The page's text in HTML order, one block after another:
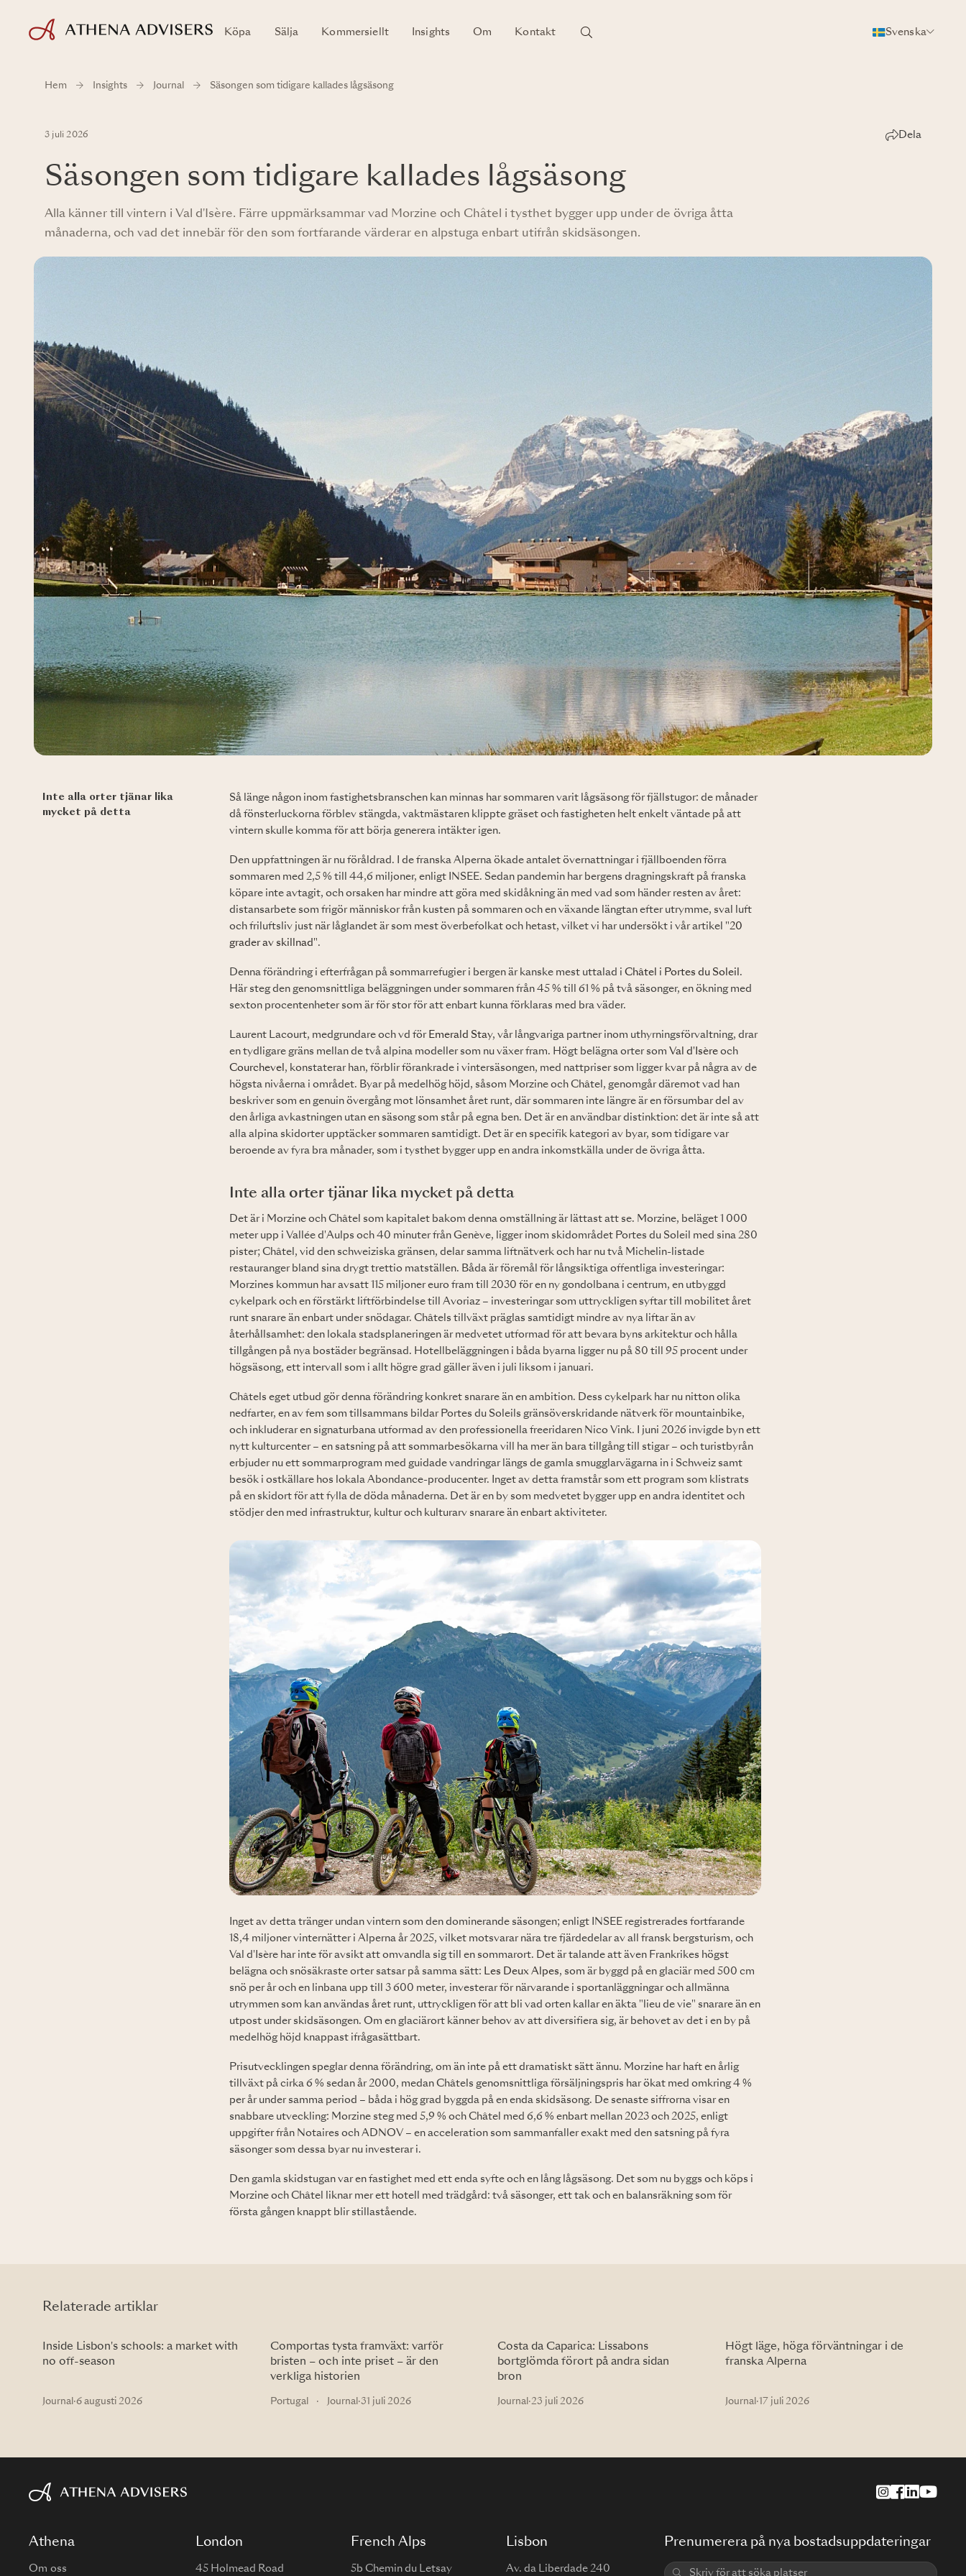
Köpa Sälja Kommersiellt Insights Om Kontakt Svenska
Hem Insights Journal Säsongen som tidigare kallades lågsäsong
3 juli 2026 Dela
Säsongen som tidigare kallades lågsäsong
Alla känner till vintern i Val d'Isère. Färre uppmärksammar vad Morzine och Châtel i tysthet bygger upp under de övriga åtta
månaderna, och vad det innebär för den som fortfarande värderar en alpstuga enbart utifrån skidsäsongen.
Inte alla orter tjänar lika
mycket på detta
Så länge någon inom fastighetsbranschen kan minnas har sommaren varit lågsäsong för fjällstugor: de månader
då fönsterluckorna förblev stängda, vaktmästaren klippte gräset och fastigheten helt enkelt väntade på att
vintern skulle komma för att börja generera intäkter igen.
Den uppfattningen är nu föråldrad. I de franska Alperna ökade antalet övernattningar i fjällboenden förra
sommaren med 2,5 % till 44,6 miljoner, enligt INSEE. Sedan pandemin har bergens dragningskraft på franska
köpare inte avtagit, och orsaken har mindre att göra med skidåkning än med vad som händer resten av året:
distansarbete som frigör människor från kusten på sommaren och en växande längtan efter utrymme, sval luft
och friluftsliv just när låglandet är som mest överbefolkat och hetast, vilket vi har undersökt i vår artikel "20
grader av skillnad".
Denna förändring i efterfrågan på sommarrefugier i bergen är kanske mest uttalad i Châtel i Portes du Soleil .
Här steg den genomsnittliga beläggningen under sommaren från 45 % till 61 % på två säsonger, en ökning med
sexton procentenheter som är för stor för att enbart kunna förklaras med bra väder.
Laurent Lacourt, medgrundare och vd för Emerald Stay, vår långvariga partner inom uthyrningsförvaltning, drar
en tydligare gräns mellan de två alpina modeller som nu växer fram. Högt belägna orter som Val d'Isère och
Courchevel , konstaterar han, förblir förankrade i vintersäsongen, med nattpriser som ligger kvar på några av de
högsta nivåerna i området. Byar på medelhög höjd, såsom Morzine och Châtel, genomgår däremot vad han
beskriver som en genuin övergång mot lönsamhet året runt, där sommaren inte längre är en försumbar del av
den årliga avkastningen utan en säsong som står på egna ben. Det är en användbar distinktion: det är inte så att
alla alpina skidorter upptäcker sommaren samtidigt. Det är en specifik kategori av byar, som tidigare var
beroende av fyra bra månader, som i tysthet bygger upp en andra inkomstkälla under de övriga åtta.
Inte alla orter tjänar lika mycket på detta
Det är i Morzine och Châtel som kapitalet bakom denna omställning är lättast att se. Morzine, beläget 1 000
meter upp i Vallée d'Aulps och 40 minuter från Genève, ligger inom skidområdet Portes du Soleil med sina 280
pister; Châtel, vid den schweiziska gränsen, delar samma liftnätverk och har nu två Michelin-listade
restauranger bland sina drygt trettio matställen. Båda är föremål för långsiktiga offentliga investeringar:
Morzines kommun har avsatt 115 miljoner euro fram till 2030 för en ny gondolbana i centrum, en utbyggd
cykelpark och en förstärkt liftförbindelse till Avoriaz – investeringar som uttryckligen syftar till mobilitet året
runt snarare än enbart under snödagar. Châtels tillväxt präglas samtidigt mindre av nya liftar än av
återhållsamhet: den lokala stadsplaneringen är medvetet utformad för att bevara byns arkitektur och hålla
tillgången på nya bostäder begränsad. Hotellbeläggningen i båda byarna ligger nu på 80 till 95 procent under
högsäsong, ett intervall som i allt högre grad gäller även i juli liksom i januari.
Châtels eget utbud gör denna förändring konkret snarare än en ambition. Dess cykelpark har nu nitton olika
nedfarter, en av fem som tillsammans bildar Portes du Soleils gränsöverskridande nätverk för mountainbike,
och inkluderar en signaturbana utformad av den professionella freeridaren Nico Vink. I juni 2026 invigde byn ett
nytt kulturcenter – en satsning på att sommarbesökarna vill ha mer än bara tillgång till stigar – och turistbyrån
erbjuder nu ett sommarprogram med guidade vandringar längs de gamla smugglarvägarna in i Schweiz samt
besök i ostkällare hos lokala Abondance-producenter. Inget av detta framstår som ett program som klistrats
på en skidort för att fylla de döda månaderna. Det är en by som medvetet bygger upp en andra identitet och
stödjer den med infrastruktur, kultur och kulturarv snarare än enbart aktiviteter.
Inget av detta tränger undan vintern som den dominerande säsongen; enligt INSEE registrerades fortfarande
18,4 miljoner vinternätter i Alperna år 2025, vilket motsvarar nära tre fjärdedelar av all fransk bergsturism, och
Val d'Isère har inte för avsikt att omvandla sig till en sommarort. Det är talande att även Frankrikes högst
belägna och snösäkraste orter satsar på samma sätt:
Les Deux Alpes, som är byggd på en glaciär med 500 cm
snö per år och en linbana upp till 3 600 meter, investerar för närvarande i sportanläggningar och allmänna
utrymmen som kan användas året runt, uttryckligen för att bli vad orten kallar en äkta "lieu de vie" snarare än en
utpost under skidsäsongen. Om en glaciärort känner behov av att diversifiera sig, är behovet av det i en by på
medelhög höjd knappast ifrågasättbart.
Prisutvecklingen speglar denna förändring, om än inte på ett dramatiskt sätt ännu. Morzine har haft en årlig
tillväxt på cirka 6 % sedan år 2000, medan Châtels genomsnittliga försäljningspris har ökat med omkring 4 %
per år under samma period – båda i hög grad byggda på en enda skidsäsong. De senaste siffrorna visar en
snabbare utveckling: Morzine steg med 5,9 % och Châtel med 6,6 % enbart mellan 2023 och 2025, enligt
uppgifter från Notaires och ADNOV – en acceleration som sammanfaller exakt med den satsning på fyra
säsonger som dessa byar nu investerar i.
Den gamla skidstugan var en fastighet med ett enda syfte och en lång lågsäsong. Det som nu byggs och köps i
Morzine och Châtel liknar mer ett hotell med trädgård: två säsonger, ett tak och en balansräkning som för
första gången knappt blir stillastående.
Relaterade artiklar
Inside Lisbon's schools: a market with
no off-season
Journal ·6 augusti 2026
Comportas tysta framväxt: varför
bristen – och inte priset – är den
verkliga historien
Portugal · Journal ·31 juli 2026
Costa da Caparica: Lissabons
bortglömda förort på andra sidan
bron
Journal ·23 juli 2026
Högt läge, höga förväntningar i de
franska Alperna
Journal ·17 juli 2026
Athena
Om oss
London
45 Holmead Road
French Alps
5b Chemin du Letsay
Lisbon
Av. da Liberdade 240
Prenumerera på nya bostadsuppdateringar